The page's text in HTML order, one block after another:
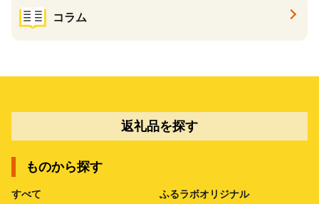
コラム
返礼品を探す
ものから探す
すべて ふるラボオリジナル